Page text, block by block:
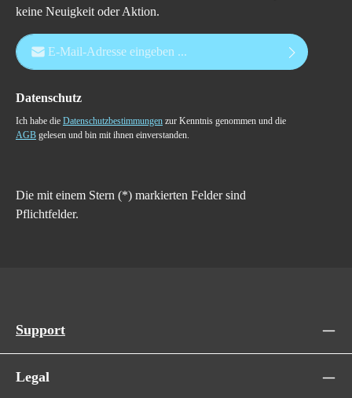
keine Neuigkeit oder Aktion.
E-Mail-Adresse*
Datenschutz
Ich habe die Datenschutzbestimmungen zur Kenntnis genommen und die
AGB gelesen und bin mit ihnen einverstanden.
Die mit einem Stern (*) markierten Felder sind
Pflichtfelder.
Support
Legal